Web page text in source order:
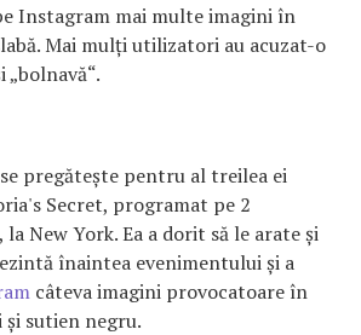
Instagram mai multe imagini în
Mai mulți utilizatori au acuzat-o
„bolnavă“.
pregătește pentru al treilea ei
Secret, programat pe 2
la New York. Ea a dorit să le arate și
înaintea evenimentului și a
câteva imagini provocatoare în
sutien negru.